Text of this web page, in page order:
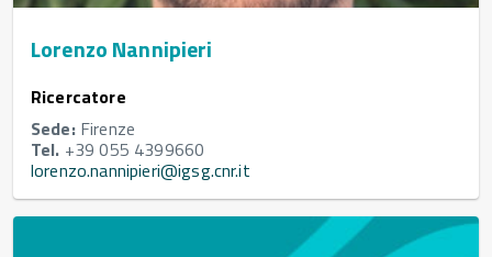
Lorenzo Nannipieri
Ricercatore
Sede:Firenze
Tel. +39 055 4399660
lorenzo.nannipieri@igsg.cnr.it